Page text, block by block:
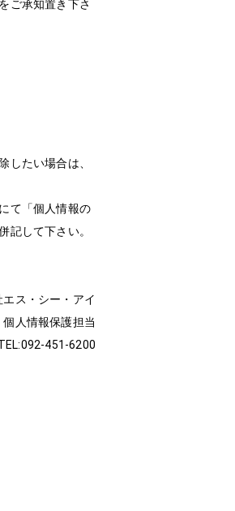
ご承知置き下さ
したい場合は、
て「個人情報の
記して下さい。
エス・シー・アイ
個人情報保護担当
451-6200